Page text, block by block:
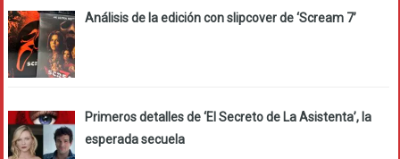
Análisis de la edición con slipcover de ‘Scream 7’
Primeros detalles de ‘El Secreto de La Asistenta’, la
esperada secuela